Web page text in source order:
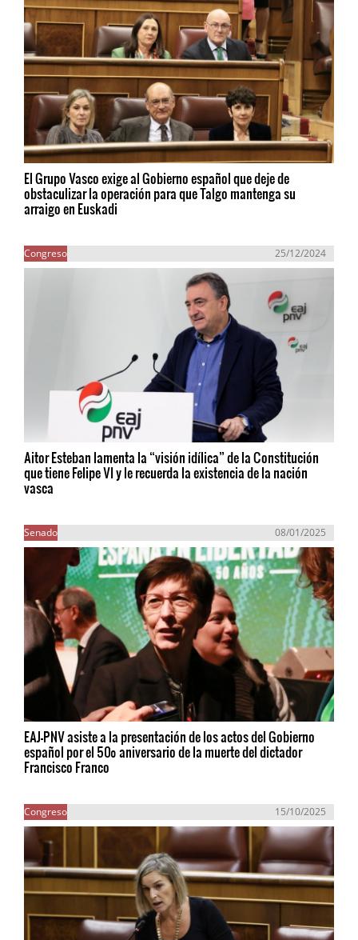
El Grupo Vasco exige al Gobierno español que deje de
obstaculizar la operación para que Talgo mantenga su
arraigo en Euskadi
Congreso 25/12/2024
Aitor Esteban lamenta la “visión idílica” de la Constitución
que tiene Felipe VI y le recuerda la existencia de la nación
vasca
Senado 08/01/2025
EAJ-PNV asiste a la presentación de los actos del Gobierno
español por el 50º aniversario de la muerte del dictador
Francisco Franco
Congreso 15/10/2025